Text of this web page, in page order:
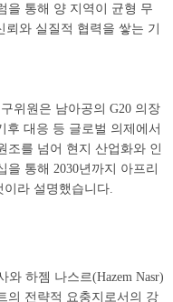
을 통해 양 지역이 균형 무
와 실질적 협력을 쌓는 기
위원은 남아공의 G20 의장
대응 등 글로벌 의제에서
조를 넘어 현지 산업화와 인
통해 2030년까지 아프리
라 설명했습니다.
하젬 나스르(Hazem Nasr)
의 전략적 요충지로서의 강